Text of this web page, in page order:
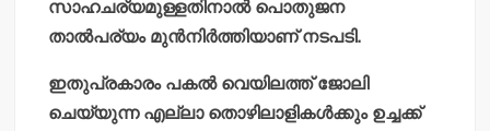
സാഹചര്യമുള്ളതിനാല്‍ പൊതുജന
താല്‍പര്യം മുന്‍നിര്‍ത്തിയാണ് നടപടി.
ഇതുപ്രകാരം പകല്‍ വെയിലത്ത് ജോലി
ചെയ്യുന്ന എല്ലാ തൊഴിലാളികള്‍ക്കും ഉച്ചക്ക്